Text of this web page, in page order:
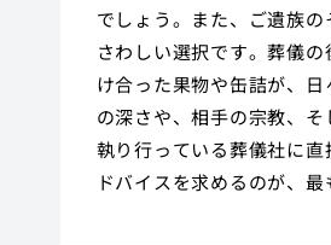
でしょう。また、ご遺族
さわしい選択です。葬儀
け合った果物や缶詰が、
の深さや、相手の宗教、
執り行っている葬儀社に
ドバイスを求めるのが、